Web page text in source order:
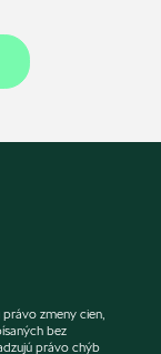
zmeny cien,
bez
právo chýb